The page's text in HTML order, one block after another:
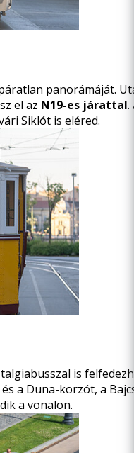
panorámáját.
el az N19-es járattal.
Siklót is eléred.
is
a Duna-korzót, a
a vonalon.